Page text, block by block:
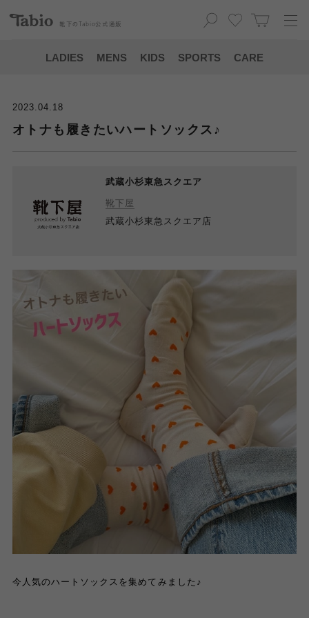
靴下の Tabio 公式通販
LADIES MENS KIDS SPORTS CARE
2023.04.18
オトナも履きたいハートソックス♪
武蔵小杉東急スクエア
靴下屋
武蔵小杉東急スクエア店
今人気のハートソックスを集めてみました♪